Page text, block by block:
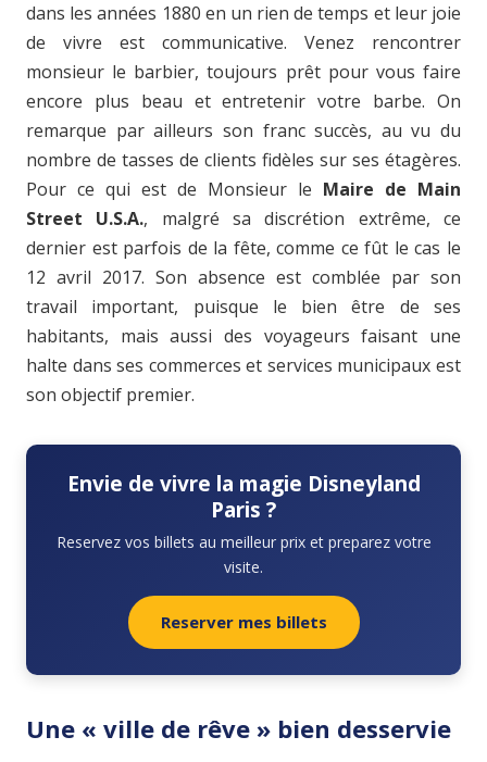
dans les années 1880 en un rien de temps et leur joie
de vivre est communicative. Venez rencontrer
monsieur le barbier, toujours prêt pour vous faire
encore plus beau et entretenir votre barbe. On
remarque par ailleurs son franc succès, au vu du
nombre de tasses de clients fidèles sur ses étagères.
Pour ce qui est de Monsieur le Maire de Main
Street U.S.A., malgré sa discrétion extrême, ce
dernier est parfois de la fête, comme ce fût le cas le
12 avril 2017. Son absence est comblée par son
travail important, puisque le bien être de ses
habitants, mais aussi des voyageurs faisant une
halte dans ses commerces et services municipaux est
son objectif premier.
Envie de vivre la magie Disneyland
Paris ?
Reservez vos billets au meilleur prix et preparez votre
visite.
Reserver mes billets
Une « ville de rêve » bien desservie